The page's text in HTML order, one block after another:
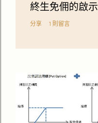
終生免佣的啟示
分享 1 則留言